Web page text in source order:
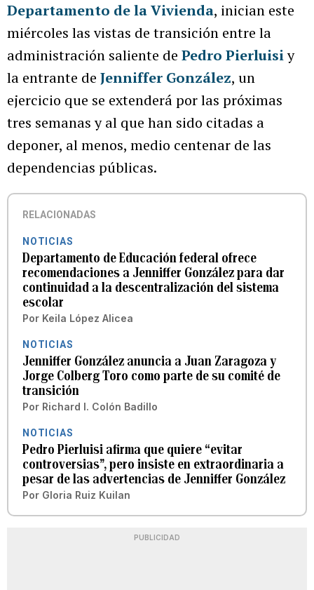
Departamento de la Vivienda, inician este
miércoles las vistas de transición entre la
administración saliente de Pedro Pierluisiy
la entrante de Jenniffer González, un
ejercicio que se extenderá por las próximas
tres semanas y al que han sido citadas a
deponer, al menos, medio centenar de las
dependencias públicas.
RELACIONADAS
NOTICIAS
Departamento de Educación federal ofrece
recomendaciones a Jenniffer González para dar
continuidad a la descentralización del sistema
escolar
Por Keila López Alicea
NOTICIAS
Jenniffer González anuncia a Juan Zaragoza y
Jorge Colberg Toro como parte de su comité de
transición
Por Richard I. Colón Badillo
NOTICIAS
Pedro Pierluisi afirma que quiere “evitar
controversias”, pero insiste en extraordinaria a
pesar de las advertencias de Jenniffer González
Por Gloria Ruiz Kuilan
PUBLICIDAD